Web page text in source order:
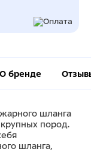
О бренде
шланга
пород.
шланга,